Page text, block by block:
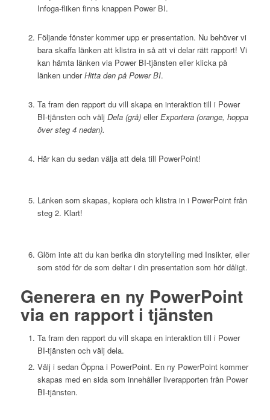
Infoga-fliken finns knappen Power BI.
Följande fönster kommer upp er presentation. Nu behöver vi
bara skaffa länken att klistra in så att vi delar rätt rapport! Vi
kan hämta länken via Power BI-tjänsten eller klicka på
länken underHitta den på Power BI.
Ta fram den rapport du vill skapa en interaktion till i Power
BI-tjänsten och välj Dela (grå) ellerExportera (orange, hoppa
över steg 4 nedan).
Här kan du sedan välja att dela till PowerPoint!
Länken som skapas, kopiera och klistra in i PowerPoint från
steg 2. Klart!
Glöm inte att du kan berika din storytelling med Insikter, eller
som stöd för de som deltar i din presentation som hör dåligt.
Generera en ny PowerPoint
via en rapport i tjänsten
Ta fram den rapport du vill skapa en interaktion till i Power
BI-tjänsten och välj dela.
Välj i sedan Öppna i PowerPoint. En ny PowerPoint kommer
skapas med en sida som innehåller liverapporten från Power
BI-tjänsten.